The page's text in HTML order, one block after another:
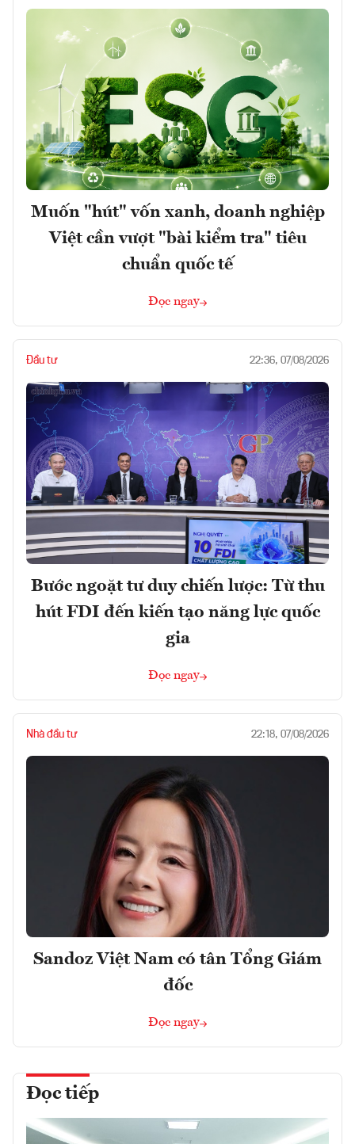
Muốn "hút" vốn xanh, doanh nghiệp
Việt cần vượt "bài kiểm tra" tiêu
chuẩn quốc tế
Đọc ngay
Đầu tư 22:36, 07/08/2026
Bước ngoặt tư duy chiến lược: Từ thu
hút FDI đến kiến tạo năng lực quốc
gia
Đọc ngay
Nhà đầu tư 22:18, 07/08/2026
Sandoz Việt Nam có tân Tổng Giám
đốc
Đọc ngay
Đọc tiếp